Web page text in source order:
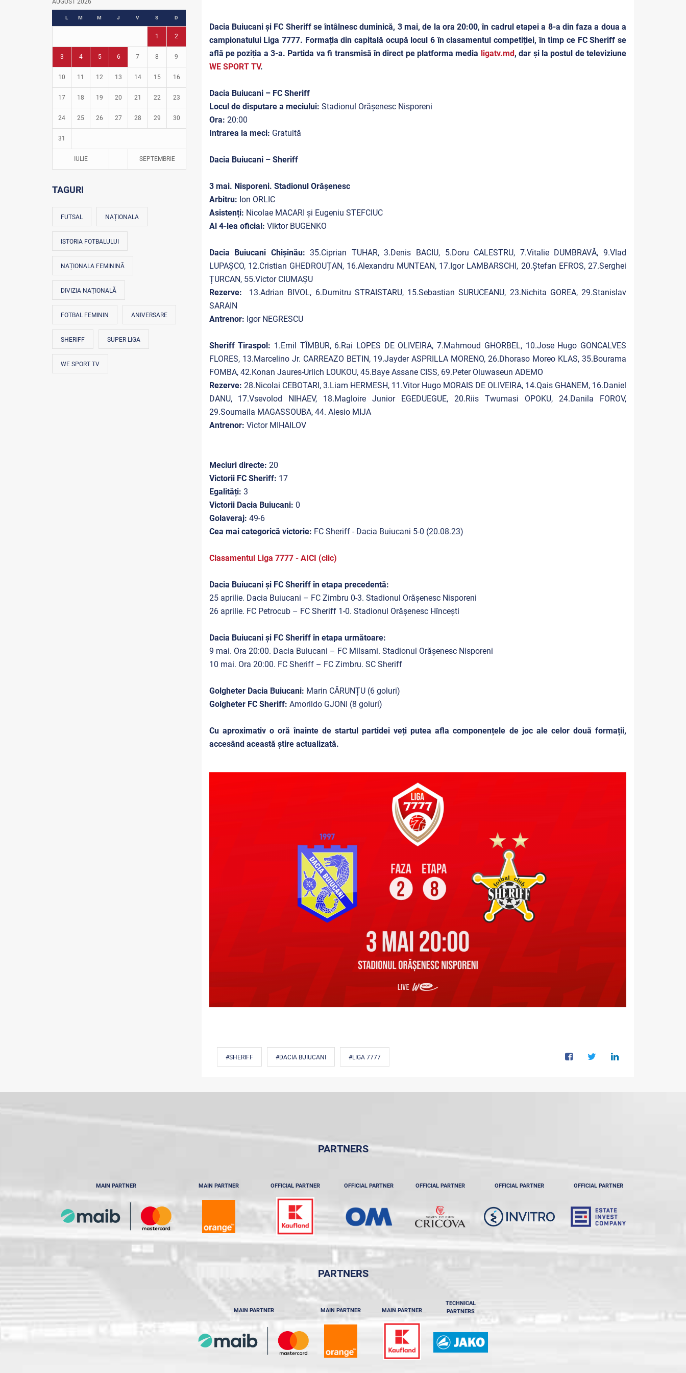
Fotbal în grădinițe
AUGUST 2026
L M M J V S D
1 2
3 4 5 6 7 8 9
10 11 12 13 14 15 16
17 18 19 20 21 22 23
24 25 26 27 28 29 30
31
IULIE SEPTEMBRIE
TAGURI
FUTSAL NAȚIONALA
ISTORIA FOTBALULUI
NAȚIONALA FEMININĂ
DIVIZIA NAȚIONALĂ
FOTBAL FEMININ ANIVERSARE
SHERIFF SUPER LIGA
WE SPORT TV
Dacia Buiucani și FC Sheriff se întâlnesc duminică, 3 mai, de la ora 20:00, în cadrul etapei a 8-a din faza a doua a
campionatului Liga 7777. Formația din capitală ocupă locul 6 în clasamentul competiției, în timp ce FC Sheriff se
află pe poziția a 3-a. Partida va fi transmisă în direct pe platforma media ligatv.md, dar și la postul de televiziune
WE SPORT TV.
Dacia Buiucani – FC Sheriff
Locul de disputare a meciului: Stadionul Orășenesc Nisporeni
Ora: 20:00
Intrarea la meci: Gratuită
Dacia Buiucani – Sheriff
3 mai. Nisporeni. Stadionul Orășenesc
Arbitru: Ion ORLIC
Asistenți: Nicolae MACARI și Eugeniu STEFCIUC
Al 4-lea oficial: Viktor BUGENKO
Dacia Buiucani Chișinău: 35.Ciprian TUHAR, 3.Denis BACIU, 5.Doru CALESTRU, 7.Vitalie DUMBRAVĂ, 9.Vlad
LUPAȘCO, 12.Cristian GHEDROUȚAN, 16.Alexandru MUNTEAN, 17.Igor LAMBARSCHI, 20.Ștefan EFROS, 27.Serghei
ȚURCAN, 55.Victor CIUMAȘU
Rezerve: 13.Adrian BIVOL, 6.Dumitru STRAISTARU, 15.Sebastian SURUCEANU, 23.Nichita GOREA, 29.Stanislav
SARAIN
Antrenor: Igor NEGRESCU
Sheriff Tiraspol: 1.Emil TÎMBUR, 6.Rai LOPES DE OLIVEIRA, 7.Mahmoud GHORBEL, 10.Jose Hugo GONCALVES
FLORES, 13.Marcelino Jr. CARREAZO BETIN, 19.Jayder ASPRILLA MORENO, 26.Dhoraso Moreo KLAS, 35.Bourama
FOMBA, 42.Konan Jaures-Urlich LOUKOU, 45.Baye Assane CISS, 69.Peter Oluwaseun ADEMO
Rezerve: 28.Nicolai CEBOTARI, 3.Liam HERMESH, 11.Vitor Hugo MORAIS DE OLIVEIRA, 14.Qais GHANEM, 16.Daniel
DANU, 17.Vsevolod NIHAEV, 18.Magloire Junior EGEDUEGUE, 20.Riis Twumasi OPOKU, 24.Danila FOROV,
29.Soumaila MAGASSOUBA, 44. Alesio MIJA
Antrenor: Victor MIHAILOV
Meciuri directe: 20
Victorii FC Sheriff: 17
Egalități: 3
Victorii Dacia Buiucani: 0
Golaveraj: 49-6
Cea mai categorică victorie: FC Sheriff - Dacia Buiucani 5-0 (20.08.23)
Clasamentul Liga 7777 - AICI (clic)
Dacia Buiucani și FC Sheriff în etapa precedentă:
25 aprilie. Dacia Buiucani – FC Zimbru 0-3. Stadionul Orășenesc Nisporeni
26 aprilie. FC Petrocub – FC Sheriff 1-0. Stadionul Orășenesc Hîncești
Dacia Buiucani și FC Sheriff în etapa următoare:
9 mai. Ora 20:00. Dacia Buiucani – FC Milsami. Stadionul Orășenesc Nisporeni
10 mai. Ora 20:00. FC Sheriff – FC Zimbru. SC Sheriff
Golgheter Dacia Buiucani: Marin CĂRUNȚU (6 goluri)
Golgheter FC Sheriff: Amorildo GJONI (8 goluri)
Cu aproximativ o oră înainte de startul partidei veți putea afla componențele de joc ale celor două formații,
accesând această știre actualizată.
#SHERIFF #DACIA BUIUCANI #LIGA 7777
PARTNERS
MAIN PARTNER MAIN PARTNER OFFICIAL PARTNER OFFICIAL PARTNER OFFICIAL PARTNER OFFICIAL PARTNER OFFICIAL PARTNER
PARTNERS
MAIN PARTNER MAIN PARTNER MAIN PARTNER
TECHNICAL
PARTNERS